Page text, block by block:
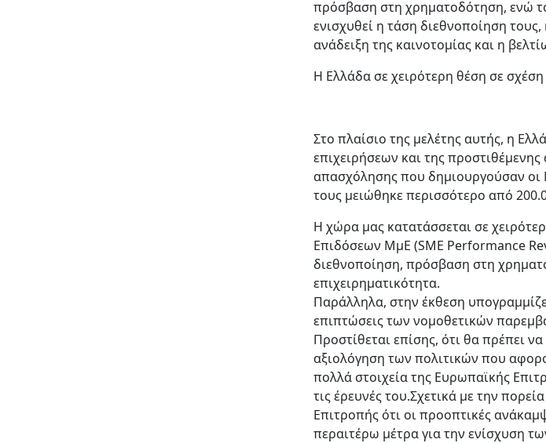
πρόσβαση στη χρηματοδότηση, ενώ
ενισχυθεί η τάση διεθνοποίηση
ανάδειξη της καινοτομίας και η
Η Ελλάδα σε χειρότερη θέση σε
​Στο πλαίσιο της μελέτης αυτής, η
επιχειρήσεων και της
απασχόλησης που δημιουργούσαν οι
τους μειώθηκε περισσότερο από
Η χώρα μας κατατάσσεται σε
Επιδόσεων MμΕ (SME Performance
διεθνοποίηση, πρόσβαση στη
επιχειρηματικότητα.
Παράλληλα, στην έκθεση
επιπτώσεις των νομοθετικών
Προστίθεται επίσης, ότι θα πρέπει
αξιολόγηση των πολιτικών που
πολλά στοιχεία της Ευρωπαϊκής
τις έρευνές του.Σχετικά με την
Επιτροπής ότι οι προοπτικές
περαιτέρω μέτρα για την ενίσχυση